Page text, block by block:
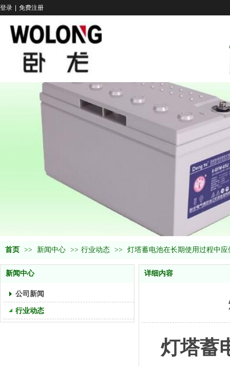
登录 免费注册
首页 >> 新闻中心 >> 行业动态 >> 灯塔蓄电池在长期使用过程中
新闻中心
公司新闻
行业动态
详细内容
灯塔蓄